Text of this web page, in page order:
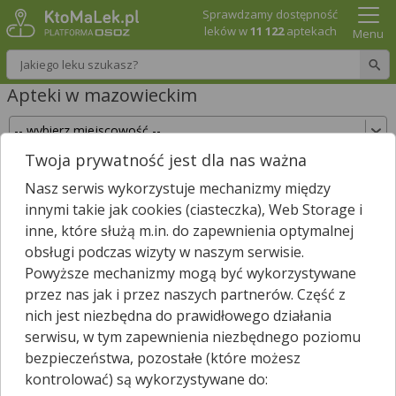
Wpisz nazwę leku
Sprawdzamy dostępność
leków w11 122aptekach Menu
Apteki w mazowieckim
Sprawdź, które apteki w mazowieckim posiadają
Twój lek i zarezerwuj go już teraz!
Wpisz nazwę leku
W mazowieckim jest 2097 aptek. 1 666
aptek zgłosiło nam, że są
właśnie otwarte.*
Wybierz typ aptek
Twoja prywatność jest dla nas ważna
Nasz serwis wykorzystuje mechanizmy między
innymi takie jak cookies (ciasteczka), Web Storage i
inne, które służą m.in. do zapewnienia optymalnej
obsługi podczas wizyty w naszym serwisie.
Powyższe mechanizmy mogą być wykorzystywane
przez nas jak i przez naszych partnerów. Część z
nich jest niezbędna do prawidłowego działania
serwisu, w tym zapewnienia niezbędnego poziomu
bezpieczeństwa, pozostałe (które możesz
kontrolować) są wykorzystywane do: